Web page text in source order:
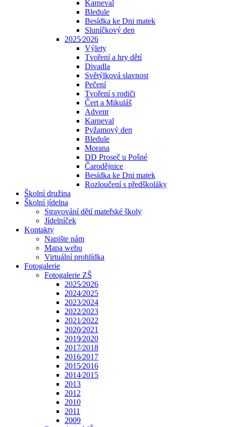
Karneval
Bledule
Besídka ke Dni matek
Sluníčkový den
2025⁄2026
Výlety
Tvoření a hry dětí
Divadla
Světýlková slavnost
Pečení
Tvoření s rodiči
Čert a Mikuláš
Advent
Karneval
Pyžamový den
Bledule
Morana
DD Proseč u Pošné
Čarodějnice
Besídka ke Dni matek
Rozloučení s předškoláky
Školní družina
Školní jídelna
Stravování dětí mateřské školy
Jídelníček
Kontakty
Napište nám
Mapa webu
Virtuální prohlídka
Fotogalerie
Fotogalerie ZŠ
2025⁄2026
2024⁄2025
2023⁄2024
2022⁄2023
2021⁄2022
2020⁄2021
2019⁄2020
2017⁄2018
2016⁄2017
2015⁄2016
2014⁄2015
2013
2012
2010
2011
2009